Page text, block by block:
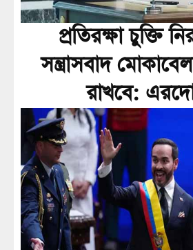
প্রতিরক্ষা চুক্তি
সন্ত্রাসবাদ
রাখবে: